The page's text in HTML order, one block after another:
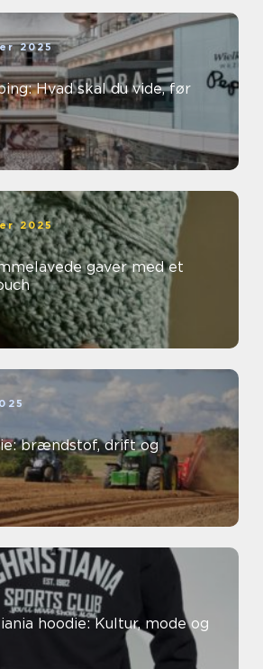
2025
Hvad skal du vide, før
2025
gaver med et
brændstof, drift og
hoodie: Kultur, mode og